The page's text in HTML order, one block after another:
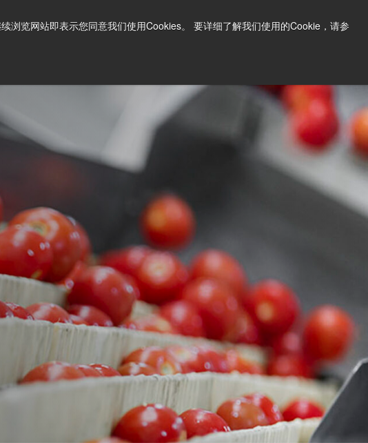
浏览网站即表示您同意我们使用Cookies。 要详细了解我们使用的Cookie，请参